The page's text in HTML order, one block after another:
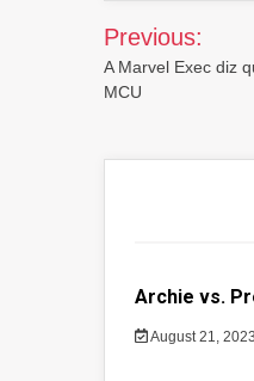
Post
Previous:
A Marvel Exec diz
MCU
Archie vs.
August 21, 2023